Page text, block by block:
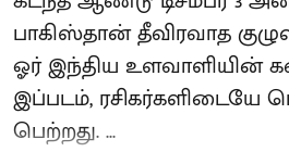
பாகிஸ்தான் தீவிரவாத
ஓர் இந்திய உளவாளியின்
இப்படம், ரசிகர்களிடையே
பெற்றது. ...